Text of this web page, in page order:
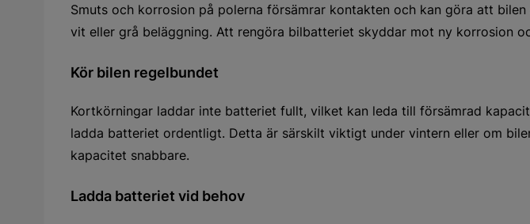
Smuts och korrosion på polerna försämrar kontakten och kan göra att
vit eller grå beläggning. Att rengöra bilbatteriet skyddar mot ny korrosion
Kör bilen regelbundet
Kortkörningar laddar inte batteriet fullt, vilket kan leda till försämrad
ladda batteriet ordentligt. Detta är särskilt viktigt under vintern eller om
kapacitet snabbare.
Ladda batteriet vid behov